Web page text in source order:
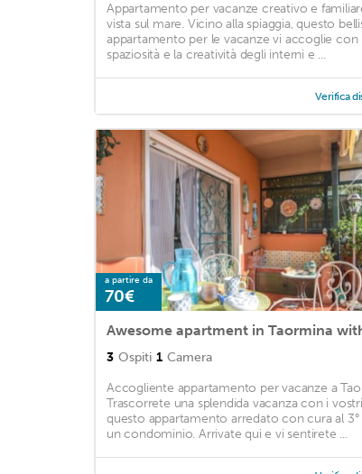
Appartamento per vacanze creativo e
vista sul mare. Vicino alla spiaggia, questo
appartamento per le vacanze vi accoglie con
spaziosità e la creatività degli interni e ...
Verifica
a partire da
70€
3 Ospiti 1 Camera
Accogliente appartamento per vacanze a
Trascorrete una splendida vacanza con i
questo appartamento arredato con cura al 3°
un condominio. Arrivate qui e vi sentirete ...